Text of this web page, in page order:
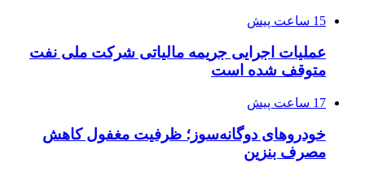
15 ساعت پیش
عملیات اجرایی جریمه مالیاتی شرکت ملی نفت
متوقف شده است
17 ساعت پیش
خودروهای دوگانه‌سوز؛ ظرفیت مغفول کاهش
مصرف بنزین